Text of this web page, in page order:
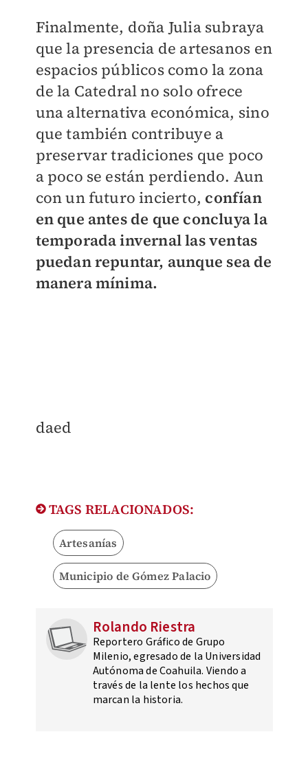
Finalmente, doña Julia subraya
que la presencia de artesanos en
espacios públicos como la zona
de la Catedral no solo ofrece
una alternativa económica, sino
que también contribuye a
preservar tradiciones que poco
a poco se están perdiendo. Aun
con un futuro incierto, confían
en que antes de que concluya la
temporada invernal las ventas
puedan repuntar, aunque sea de
manera mínima.
daed
TAGS RELACIONADOS:
Artesanías
Municipio de Gómez Palacio
Rolando Riestra
Reportero Gráfico de Grupo
Milenio, egresado de la Universidad
Autónoma de Coahuila. Viendo a
través de la lente los hechos que
marcan la historia.